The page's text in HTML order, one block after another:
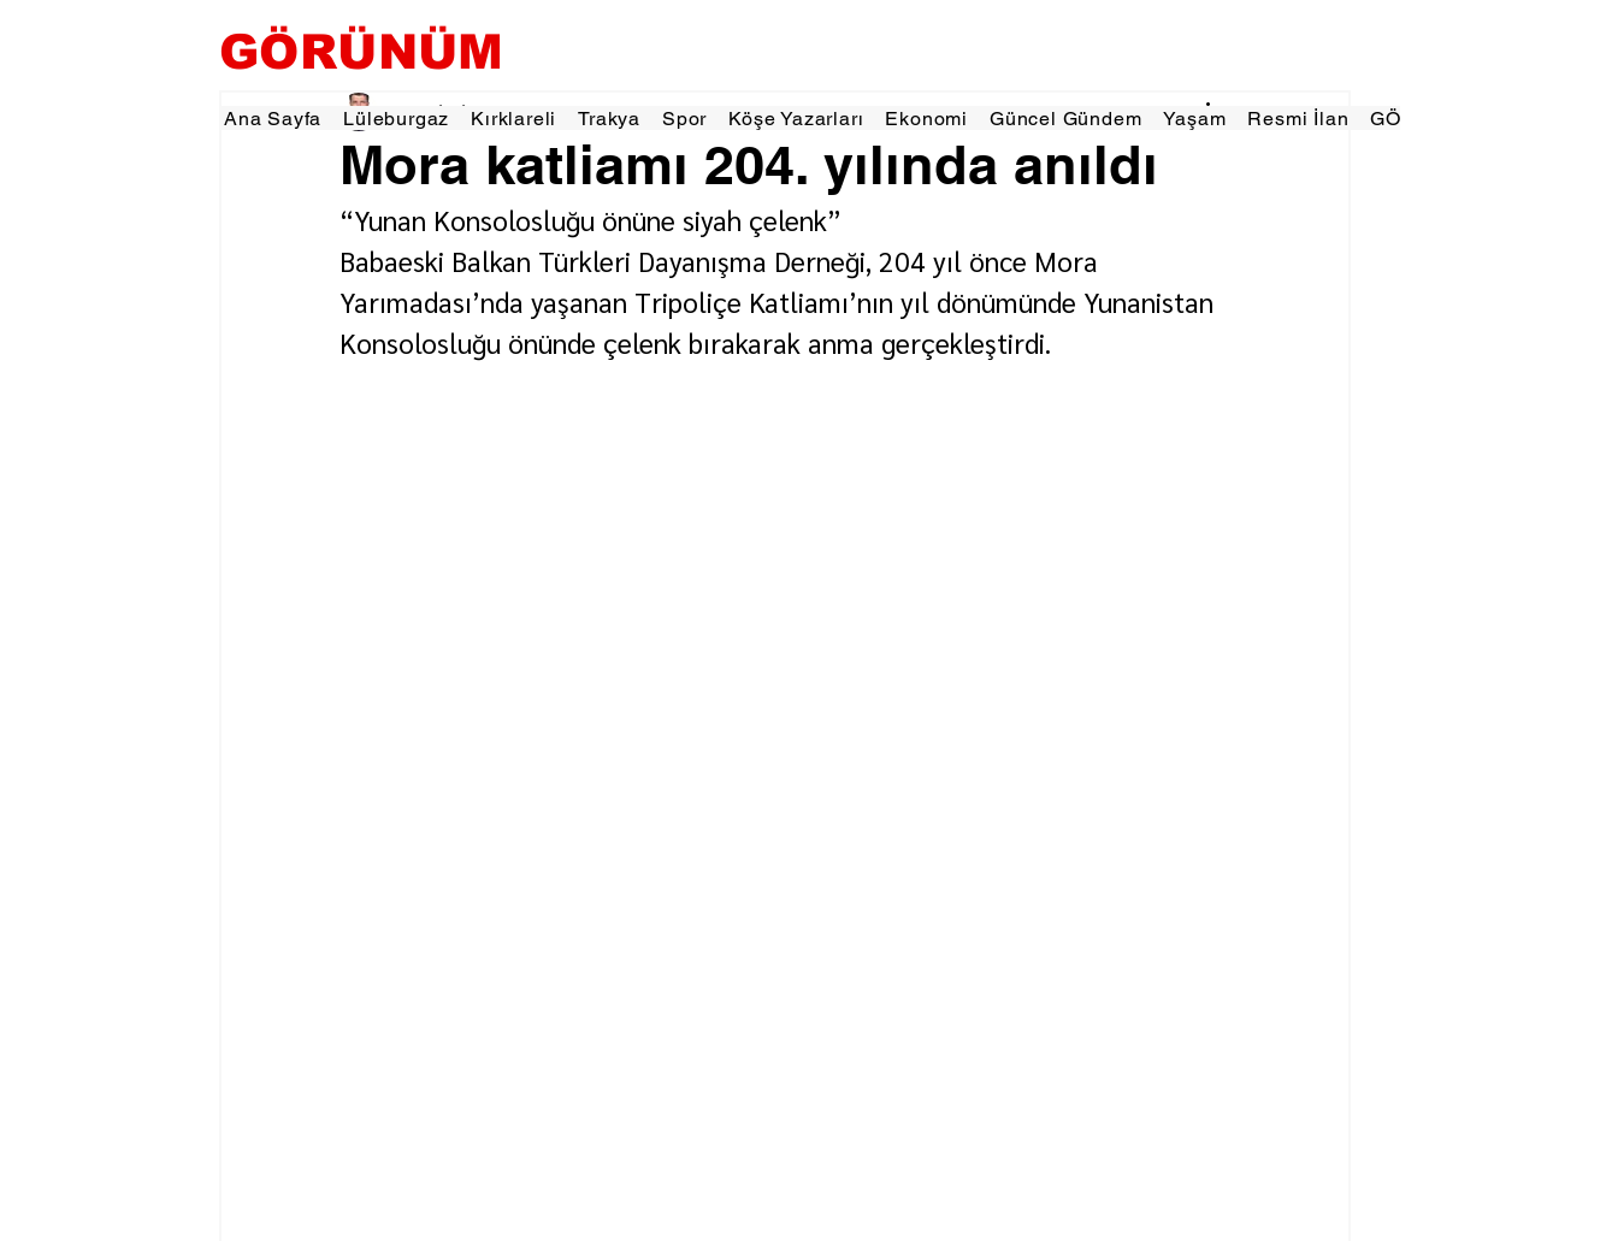
GÖRÜNÜM
Ana Sayfa Lüleburgaz Kırklareli Trakya Spor Köşe Yazarları Ekonomi Güncel Gündem Yaşam Resmi İlan GÖRÜNÜMTV
Mora katliamı 204. yılında anıldı
Tevfik İŞÇİ 24 Eyl 2025 1 dakikada okunur
“Yunan Konsolosluğu önüne siyah çelenk”
Babaeski Balkan Türkleri Dayanışma Derneği, 204 yıl önce Mora
Yarımadası’nda yaşanan Tripoliçe Katliamı’nın yıl dönümünde Yunanistan
Konsolosluğu önünde çelenk bırakarak anma gerçekleştirdi.